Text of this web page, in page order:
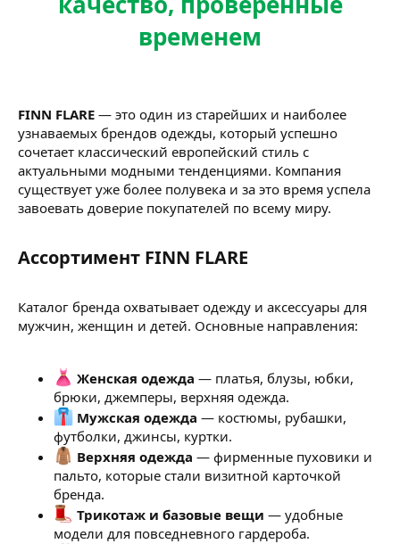
временем
FINN FLARE — это один из старейших и наиболее
узнаваемых брендов одежды, который успешно
сочетает классический европейский стиль с
актуальными модными тенденциями. Компания
существует уже более полувека и за это время успела
завоевать доверие покупателей по всему миру.
Ассортимент FINN FLARE​
Каталог бренда охватывает одежду и аксессуары для
мужчин, женщин и детей. Основные направления:
Женская одежда — платья, блузы, юбки,
брюки, джемперы, верхняя одежда.
Мужская одежда — костюмы, рубашки,
футболки, джинсы, куртки.
Верхняя одежда — фирменные пуховики и
пальто, которые стали визитной карточкой
бренда.
Трикотаж и базовые вещи — удобные
модели для повседневного гардероба.